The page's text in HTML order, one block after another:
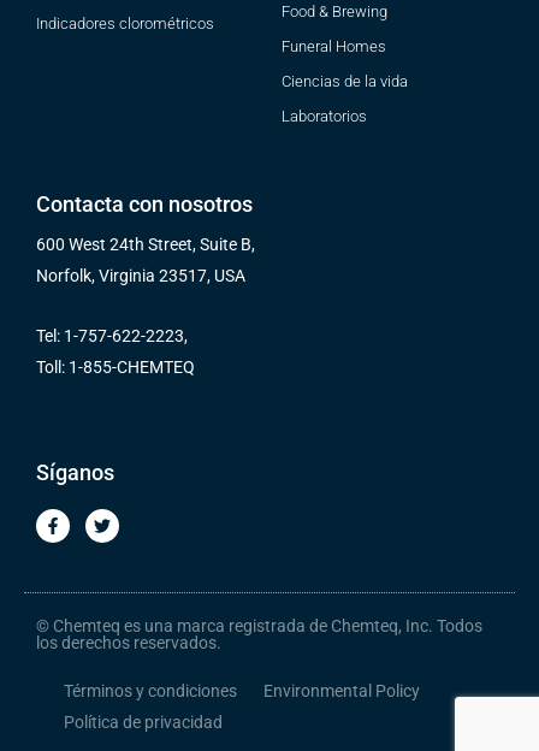
Indicadores clorométricos
Food & Brewing
Funeral Homes
Ciencias de la vida
Laboratorios
Contacta con nosotros
600 West 24th Street, Suite B,
Norfolk, Virginia 23517, USA
Tel: 1-757-622-2223,
Toll: 1-855-CHEMTEQ
Síganos
F
a
c
o
o
k
-
T
w
i
e
© Chemteq es una marca registrada de Chemteq, Inc. Todos
los derechos reservados.
Términos y condiciones
Environmental Policy
Política de privacidad